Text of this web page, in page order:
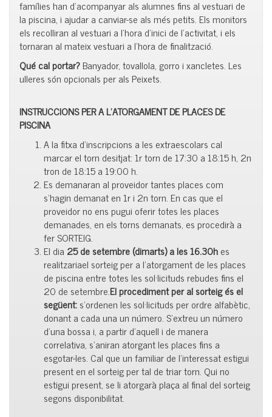
famílies han d’acompanyar als alumnes fins al vestuari de
la piscina, i ajudar a canviar-se als més petits. Els monitors
els recolliran al vestuari a l’hora d’inici de l’activitat, i els
tornaran al mateix vestuari a l’hora de finalització.
Qué cal portar?Banyador, tovallola, gorro i xancletes. Les
ulleres són opcionals per als Peixets.
INSTRUCCIONS PER A L’ATORGAMENT DE PLACES DE
PISCINA
A la fitxa d’inscripcions a les extraescolars cal
marcar el torn desitjat: 1r torn de 17:30 a 18:15 h, 2n
tron de 18:15 a 19:00 h.
Es demanaran al proveidor tantes places com
s’hagin demanat en 1r i 2n torn. En cas que el
proveidor no ens pugui oferir totes les places
demanades, en els torns demanats, es procedirà a
fer SORTEIG.
El dia 25 de setembre (dimarts) a les 16.30hes
realitzariael sorteig per a l’atorgament de les places
de piscina entre totes les sol·licituds rebudes fins el
20 de setembre.El procediment per al sorteig és el
següent:s’ordenen les sol·licituds per ordre alfabètic,
donant a cada una un número. S’extreu un número
d’una bossa i, a partir d’aquell i de manera
correlativa, s’aniran atorgant les places fins a
esgotar-les. Cal que un familiar de l’interessat estigui
present en el sorteig per tal de triar torn. Qui no
estigui present, se li atorgarà plaça al final del sorteig
segons disponibilitat.